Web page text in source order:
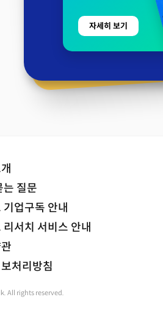
자세히 보기
는 질문
기업구독 안내
리서치 서비스 안내
처리방침
All rights reserved.